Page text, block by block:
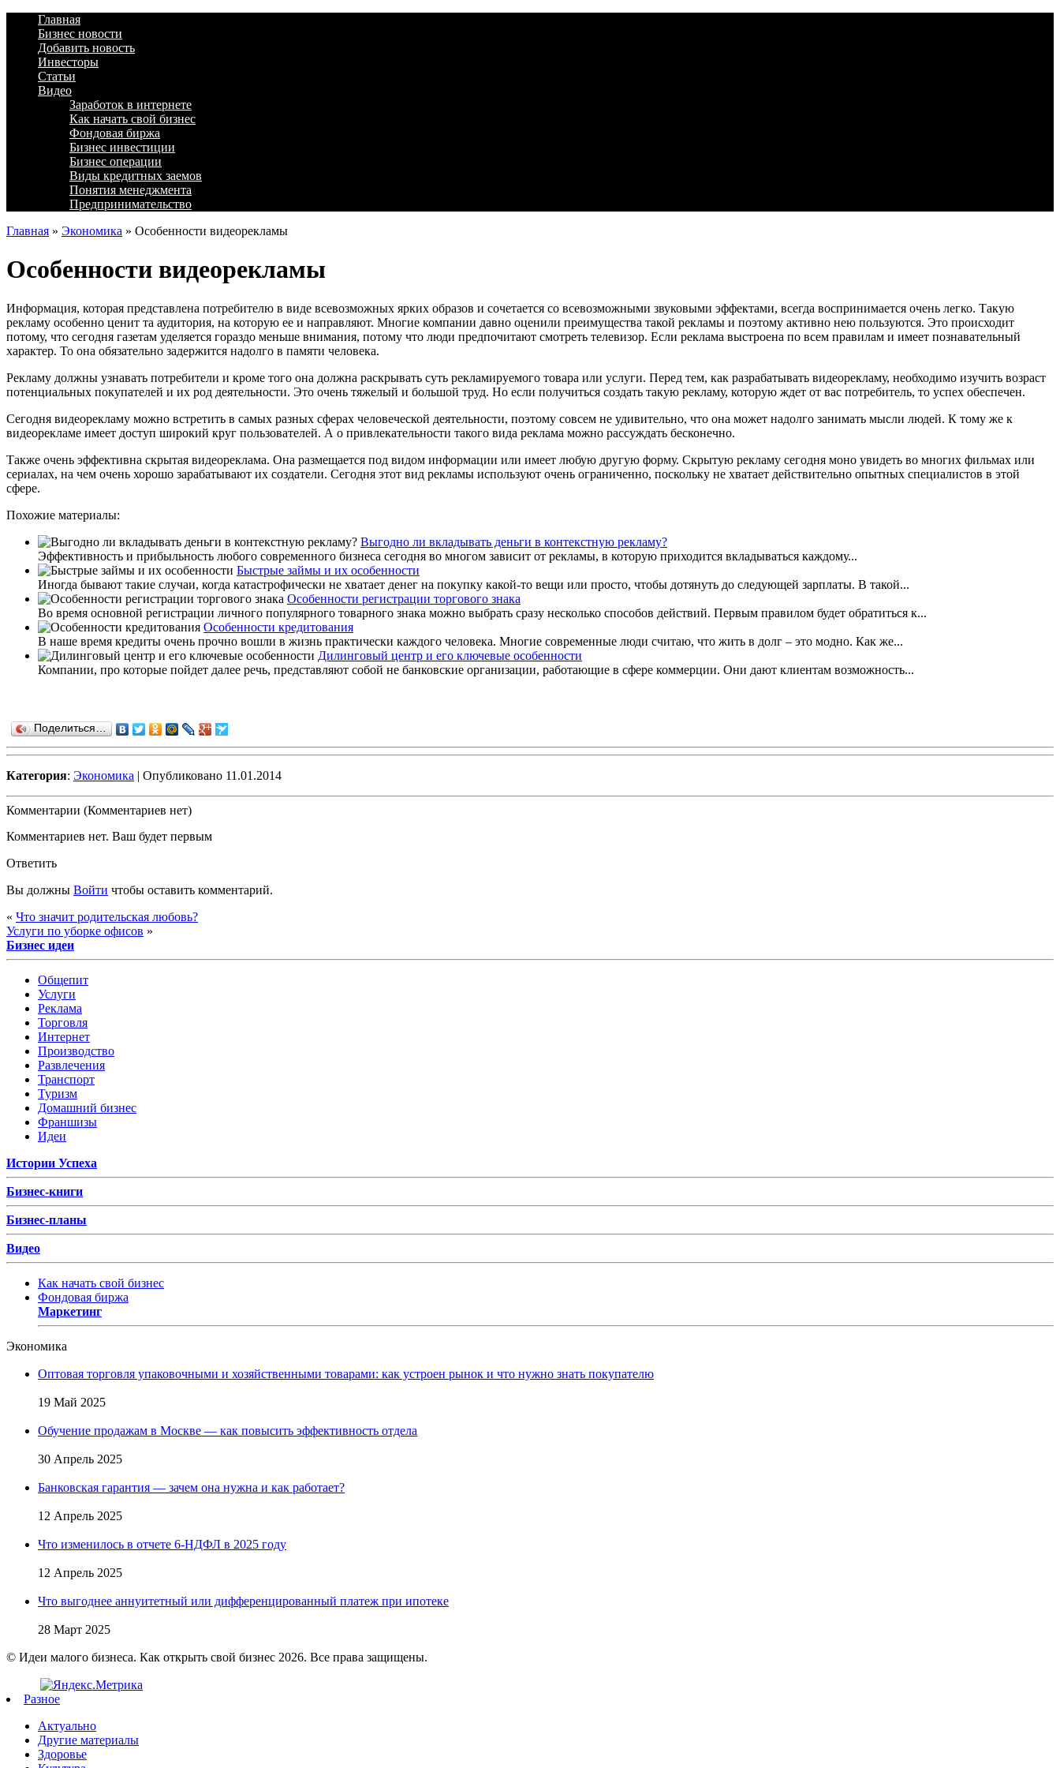
Главная
Бизнес новости
Добавить новость
Инвесторы
Статьи
Видео
Заработок в интернете
Как начать свой бизнес
Фондовая биржа
Бизнес инвестиции
Бизнес операции
Виды кредитных заемов
Понятия менеджмента
Предпринимательство
Главная » Экономика » Особенности видеорекламы
Особенности видеорекламы
Информация, которая представлена потребителю в виде всевозможных ярких образов и сочетается со всевозможными звуковыми эффектами, всегда воспринимается очень легко. Такую
рекламу особенно ценит та аудитория, на которую ее и направляют. Многие компании давно оценили преимущества такой рекламы и поэтому активно нею пользуются. Это происходит
потому, что сегодня газетам уделяется гораздо меньше внимания, потому что люди предпочитают смотреть телевизор. Если реклама выстроена по всем правилам и имеет познавательный
характер. То она обязательно задержится надолго в памяти человека.
Рекламу должны узнавать потребители и кроме того она должна раскрывать суть рекламируемого товара или услуги. Перед тем, как разрабатывать видеорекламу, необходимо изучить возраст
потенциальных покупателей и их род деятельности. Это очень тяжелый и большой труд. Но если получиться создать такую рекламу, которую ждет от вас потребитель, то успех обеспечен.
Сегодня видеорекламу можно встретить в самых разных сферах человеческой деятельности, поэтому совсем не удивительно, что она может надолго занимать мысли людей. К тому же к
видеорекламе имеет доступ широкий круг пользователей. А о привлекательности такого вида реклама можно рассуждать бесконечно.
Также очень эффективна скрытая видеореклама. Она размещается под видом информации или имеет любую другую форму. Скрытую рекламу сегодня моно увидеть во многих фильмах или
сериалах, на чем очень хорошо зарабатывают их создатели. Сегодня этот вид рекламы используют очень ограниченно, поскольку не хватает действительно опытных специалистов в этой
сфере.
Похожие материалы:
Выгодно ли вкладывать деньги в контекстную рекламу?
Эффективность и прибыльность любого современного бизнеса сегодня во многом зависит от рекламы, в которую приходится вкладываться каждому...
Быстрые займы и их особенности
Иногда бывают такие случаи, когда катастрофически не хватает денег на покупку какой-то вещи или просто, чтобы дотянуть до следующей зарплаты. В такой...
Особенности регистрации торгового знака
Во время основной регистрации личного популярного товарного знака можно выбрать сразу несколько способов действий. Первым правилом будет обратиться к...
Особенности кредитования
В наше время кредиты очень прочно вошли в жизнь практически каждого человека. Многие современные люди считаю, что жить в долг – это модно. Как же...
Дилинговый центр и его ключевые особенности
Компании, про которые пойдет далее речь, представляют собой не банковские организации, работающие в сфере коммерции. Они дают клиентам возможность...
Поделиться…
Категория: Экономика | Опубликовано 11.01.2014
Комментарии (Комментариев нет)
Комментариев нет. Ваш будет первым
Ответить
Вы должны Войти чтобы оставить комментарий.
« Что значит родительская любовь?
Услуги по уборке офисов »
Бизнес идеи
Общепит
Услуги
Реклама
Торговля
Интернет
Производство
Развлечения
Транспорт
Туризм
Домашний бизнес
Франшизы
Идеи
Истории Успеха
Бизнес-книги
Бизнес-планы
Видео
Как начать свой бизнес
Фондовая биржа
Маркетинг
Экономика
Оптовая торговля упаковочными и хозяйственными товарами: как устроен рынок и что нужно знать покупателю
19 Май 2025
Обучение продажам в Москве — как повысить эффективность отдела
30 Апрель 2025
Банковская гарантия — зачем она нужна и как работает?
12 Апрель 2025
Что изменилось в отчете 6-НДФЛ в 2025 году
12 Апрель 2025
Что выгоднее аннуитетный или дифференцированный платеж при ипотеке
28 Март 2025
© Идеи малого бизнеса. Как открыть свой бизнес 2026. Все права защищены.
Разное
Актуально
Другие материалы
Здоровье